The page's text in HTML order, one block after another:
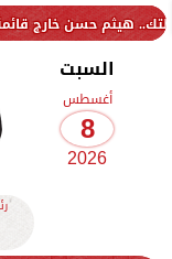
قائمة ريال أوفييدو
السبت
أغسطس
8
2026